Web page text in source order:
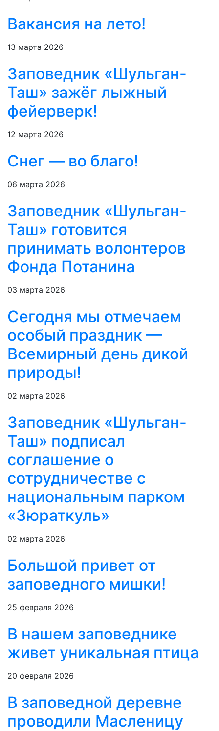
Вакансия на лето!
13 марта 2026
Заповедник «Шульган-
Таш» зажёг лыжный
фейерверк!
12 марта 2026
Снег — во благо!
06 марта 2026
Заповедник «Шульган-
Таш» готовится
принимать волонтеров
Фонда Потанина
03 марта 2026
Сегодня мы отмечаем
особый праздник —
Всемирный день дикой
природы!
02 марта 2026
Заповедник «Шульган-
Таш» подписал
соглашение о
сотрудничестве с
национальным парком
«Зюраткуль»
02 марта 2026
Большой привет от
заповедного мишки!
25 февраля 2026
В нашем заповеднике
живет уникальная птица
20 февраля 2026
В заповедной деревне
проводили Масленицу